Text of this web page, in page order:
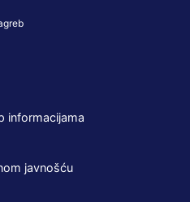
informacijama
javnošću